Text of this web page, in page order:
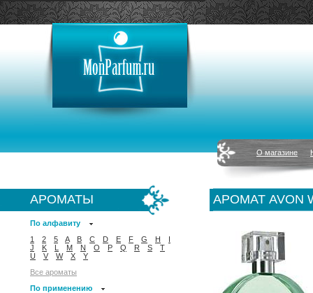
О магазине
АРОМАТЫ
По алфавиту
1
2 5 A B C D E F G H
I
J
K L M N O P Q R S
T
U
V W X
Y
Все ароматы
По применению
АРОМАТ AVON